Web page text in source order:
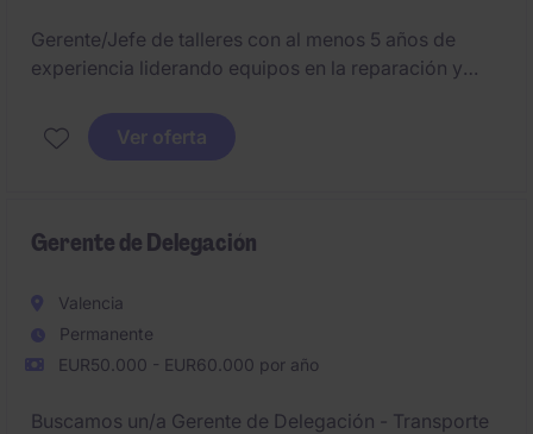
Gerente/Jefe de talleres con al menos 5 años de
experiencia liderando equipos en la reparación y
la red de talleres de una importante compañía
referente en su sector con base en Lugo.
Ver oferta
Gerente de Delegación
Valencia
Permanente
EUR50.000 - EUR60.000 por año
Buscamos un/a Gerente de Delegación - Transporte